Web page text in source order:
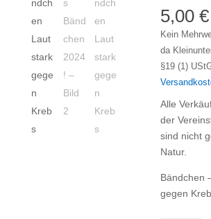
5,00€
Kein
da
§19 (1)
Alle
der
sind nicht
Natur.
Bändchen
gegen